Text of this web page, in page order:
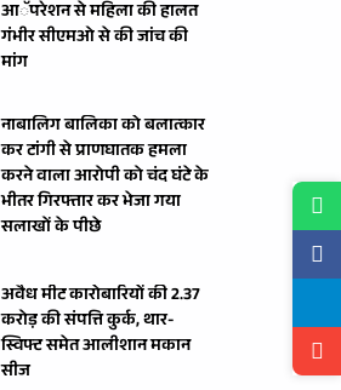
आॅपरेशन से महिला की हालत
गंभीर सीएमओ से की जांच की
मांग
नाबालिग बालिका को बलात्कार
कर टांगी से प्राणघातक हमला
करने वाला आरोपी को चंद घंटे के
भीतर गिरफ्तार कर भेजा गया
सलाखों के पीछे
अवैध मीट कारोबारियों की 2.37
करोड़ की संपत्ति कुर्क, थार-
स्विफ्ट समेत आलीशान मकान
सीज